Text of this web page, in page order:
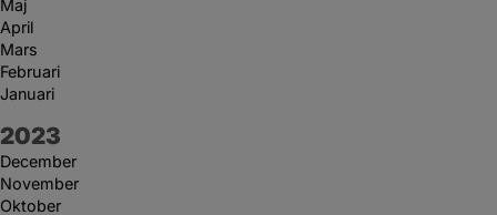
Maj
April
Mars
Februari
Januari
År:
2023
December
November
Oktober